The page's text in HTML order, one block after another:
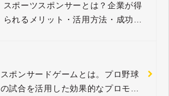
スポーツスポンサーとは？企業が得
られるメリット・活用方法・成功事
スポンサードゲームとは。プロ野球
の試合を活用した効果的なプロモー